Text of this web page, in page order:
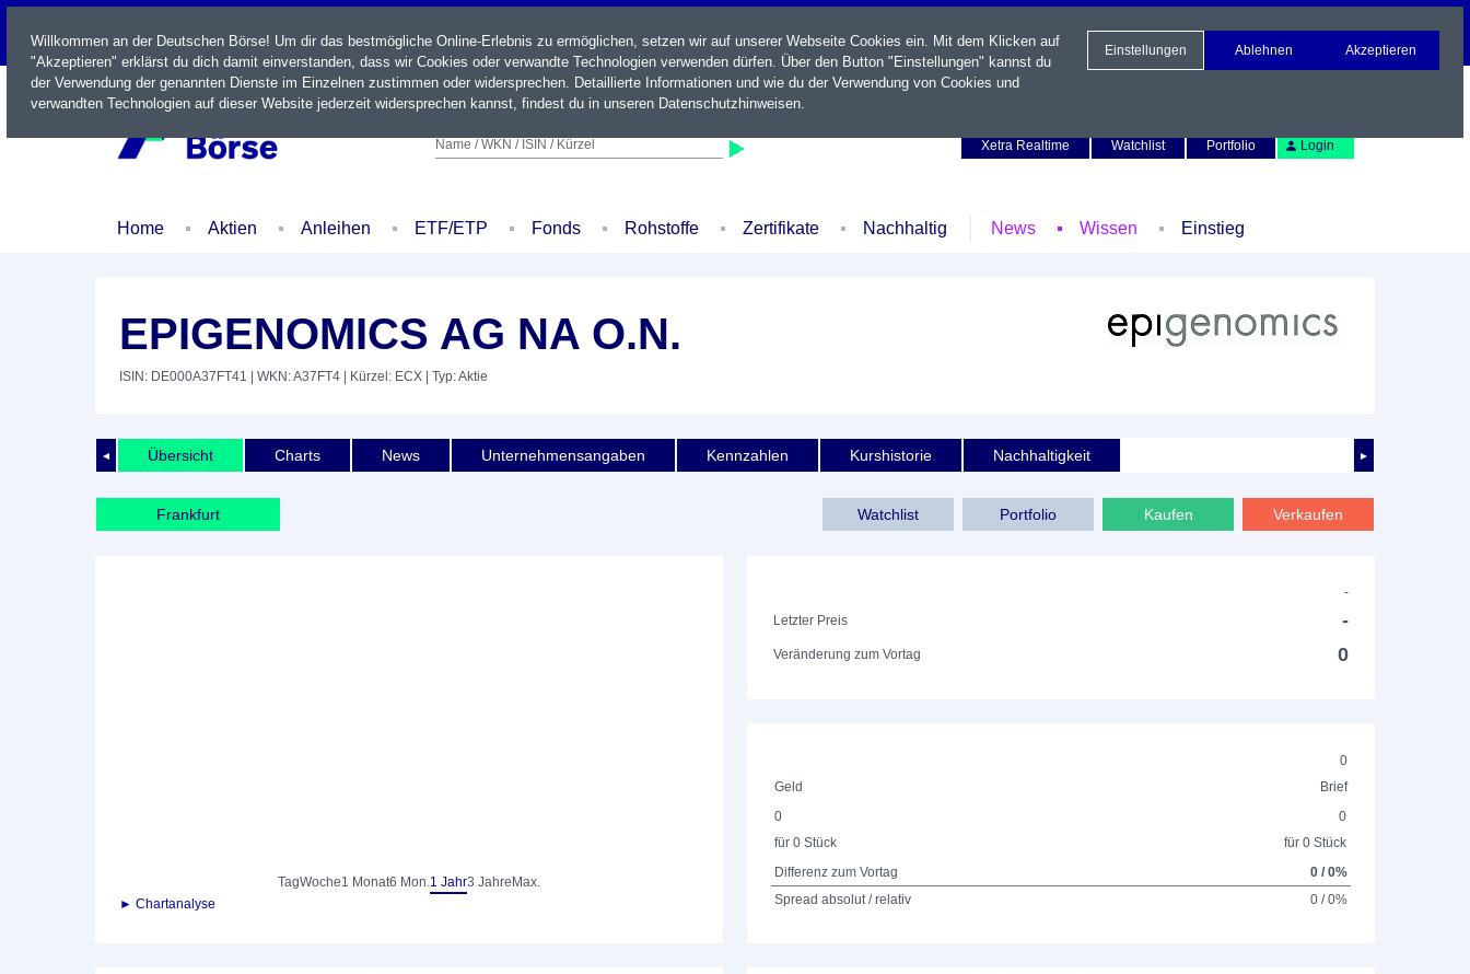
LIVE
Name / WKN / ISIN / Kürzel
Xetra Realtime
Watchlist Portfolio Login
Home Aktien Anleihen ETF/ETP Fonds Rohstoffe Zertifikate Nachhaltig News Wissen Einstieg
EPIGENOMICS AG NA O.N.
ISIN: DE000A37FT41 | WKN: A37FT4 | Kürzel: ECX | Typ: Aktie
◄ ►
Übersicht Charts News Unternehmensangaben Kennzahlen Kurshistorie Nachhaltigkeit
Frankfurt Watchlist Portfolio Kaufen Verkaufen
TagWoche1 Monat6 Mon.1 Jahr3 Jahre Max.
► Chartanalyse
-
Letzter Preis
-
Veränderung zum Vortag 0
0
Geld
Brief
0
für 0 Stück
0
für 0 Stück
Differenz zum Vortag
0 / 0%
Spread absolut / relativ
0 / 0%
Willkommen an der Deutschen Börse! Um dir das bestmögliche Online-Erlebnis zu ermöglichen, setzen wir auf unserer Webseite Cookies ein. Mit dem Klicken auf
"Akzeptieren" erklärst du dich damit einverstanden, dass wir Cookies oder verwandte Technologien verwenden dürfen. Über den Button "Einstellungen" kannst du
der Verwendung der genannten Dienste im Einzelnen zustimmen oder widersprechen. Detaillierte Informationen und wie du der Verwendung von Cookies und
verwandten Technologien auf dieser Website jederzeit widersprechen kannst, findest du in unseren Datenschutzhinweisen.
Einstellungen Ablehnen Akzeptieren